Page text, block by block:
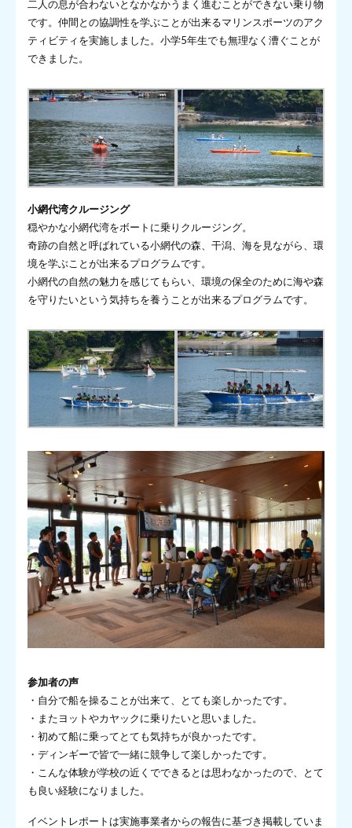
二人の息が合わないとなかなかうまく進むことができない乗り物
です。仲間との協調性を学ぶことが出来るマリンスポーツのアク
ティビティを実施しました。小学5年生でも無理なく漕ぐことが
できました。
小網代湾クルージング
穏やかな小網代湾をボートに乗りクルージング。
奇跡の自然と呼ばれている小網代の森、干潟、海を見ながら、環
境を学ぶことが出来るプログラムです。
小網代の自然の魅力を感じてもらい、環境の保全のために海や森
を守りたいという気持ちを養うことが出来るプログラムです。
参加者の声
・自分で船を操ることが出来て、とても楽しかったです。
・またヨットやカヤックに乗りたいと思いました。
・初めて船に乗ってとても気持ちが良かったです。
・ディンギーで皆で一緒に競争して楽しかったです。
・こんな体験が学校の近くでできるとは思わなかったので、とて
も良い経験になりました。
イベントレポートは実施事業者からの報告に基づき掲載していま